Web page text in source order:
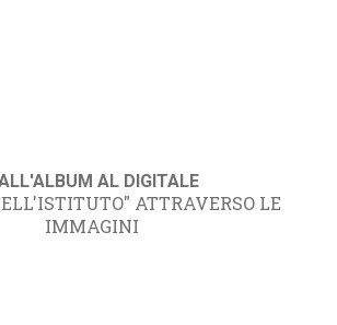
AL DIGITALE
ATTRAVERSO LE
IMMAGINI